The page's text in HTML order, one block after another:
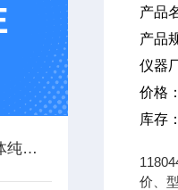
氩气过滤器滤芯：守护气体纯度，保障系统稳定运行
产品
产品
仪器
价格
库存
价、